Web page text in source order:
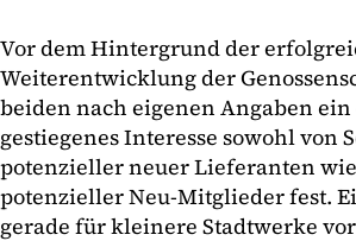
Vor dem Hintergrund der
Weiterentwicklung der
beiden nach eigenen Angaben
gestiegenes Interesse sowohl von
potenzieller neuer Lieferanten
potenzieller Neu-Mitglieder fest.
gerade für kleinere Stadtwerke